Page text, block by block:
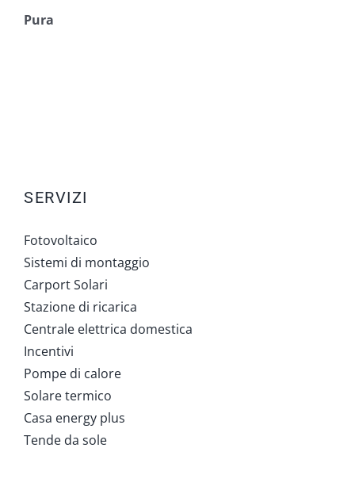
Pura
SERVIZI
Fotovoltaico
Sistemi di montaggio
Carport Solari
Stazione di ricarica
Centrale elettrica domestica
Incentivi
Pompe di calore
Solare termico
Casa energy plus
Tende da sole